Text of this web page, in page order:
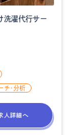
洗濯代行サー
チ・分析
人詳細へ